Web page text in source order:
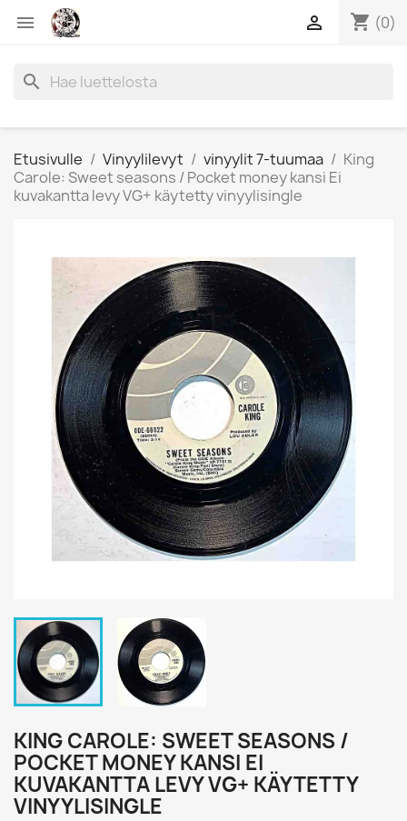
 shopping_cart (0)

search
Etusivulle Vinyylilevyt vinyylit 7-tuumaa
King
Carole: Sweet seasons / Pocket money kansi Ei
kuvakantta levy VG+ käytetty vinyylisingle
KING CAROLE: SWEET SEASONS /
POCKET MONEY KANSI EI
KUVAKANTTA LEVY VG+ KÄYTETTY
VINYYLISINGLE